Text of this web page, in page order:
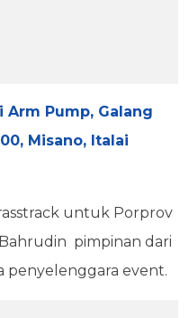
Arm Pump, Galang
Misano, Italai
untuk Porprov
pimpinan dari
penyelenggara event.